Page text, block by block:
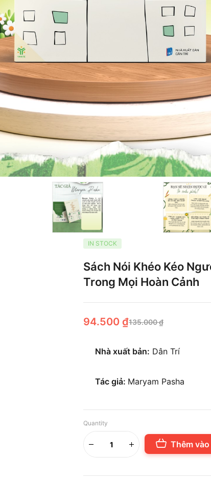
IN STOCK
Sách Nói Khéo Kéo
Trong Mọi Hoàn Cảnh
135.000₫
94.500 ₫
Nhà xuất bản: Dân Trí
Tác giả: Maryam Pasha
Quantity
Thêm